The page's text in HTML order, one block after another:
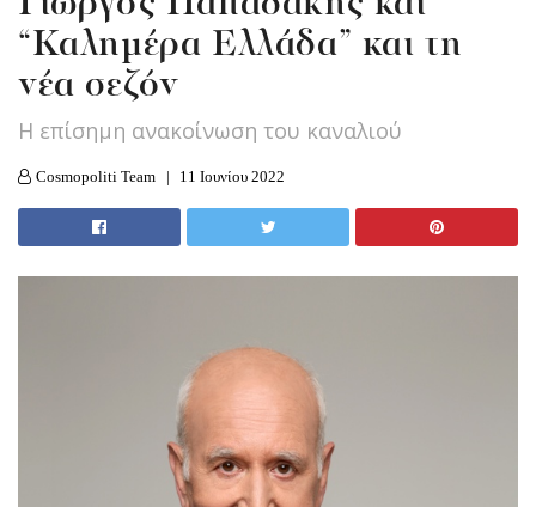
“Καλημέρα Ελλάδα” και τη
νέα σεζόν
Η επίσημη ανακοίνωση του καναλιού
Cosmopoliti Team 11 Ιουνίου 2022